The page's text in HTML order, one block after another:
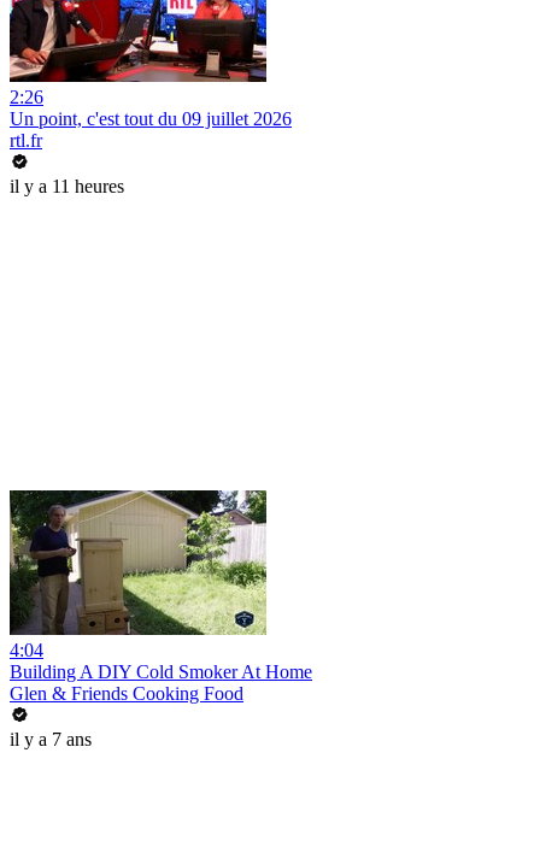
2:26
Un point, c'est tout du 09 juillet 2026
rtl.fr
il y a 11 heures
4:04
Building A DIY Cold Smoker At Home
Glen & Friends Cooking Food
il y a 7 ans